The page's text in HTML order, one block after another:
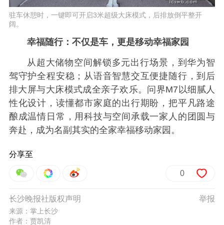
驻车休憩时，一键即可开启3米超级大床模式，后排放倒平整开
阔。
幸福随行：不仅是车，更是移动幸福家园
从超大储物空间解锁多元出行场景，到华为智
驾守护全程安稳；从语音智慧交互便捷随行，到后
排大屏与大床模式成全亲子欢乐。问界M7以细腻人
性化设计，读懂都市家庭的出行期盼，把平凡路途
酿成温情日常，用科技与空间承载一家人的团圆与
奔赴，成为名副其实的全家幸福移动家园。
分享至
0
举报
长沙晚报社版权声明
来源：掌上长沙
作者：贾凯清